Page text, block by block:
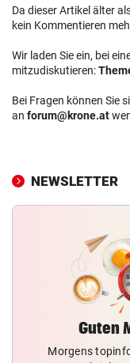
Da dieser Artikel älter
kein Kommentieren
Wir laden Sie ein, bei
mitzudiskutieren:
Bei Fragen können Sie
an forum@krone.at
NEWSLETTER
Guten
Morgens